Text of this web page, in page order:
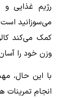
رژیم غذایی و
کمک می‌کند
وزن خود را
با این حال،
انجام